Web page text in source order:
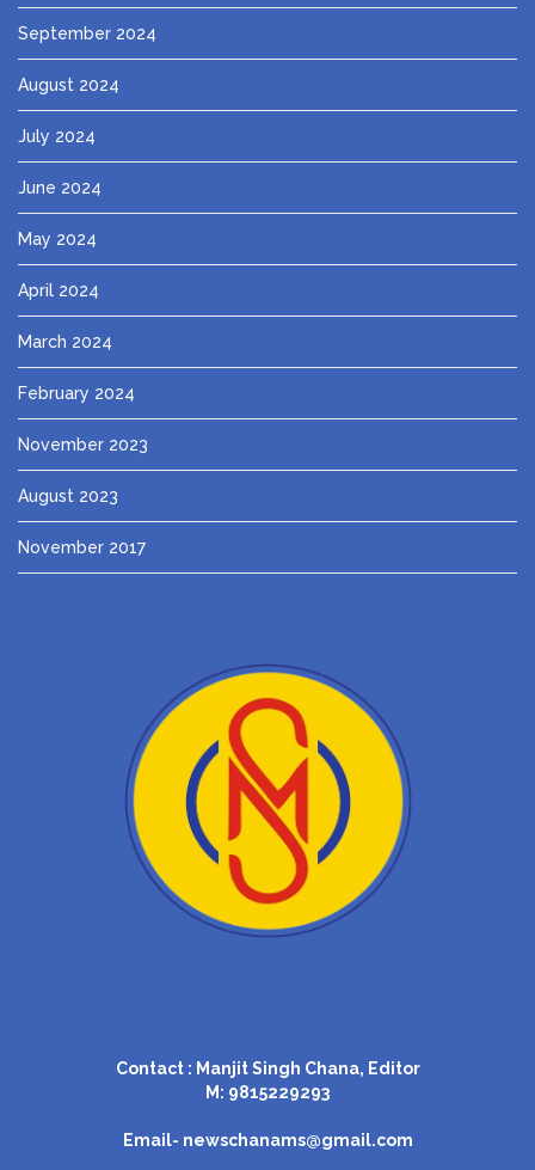
September 2024
August 2024
July 2024
June 2024
May 2024
April 2024
March 2024
February 2024
November 2023
August 2023
November 2017
Contact : Manjit Singh Chana, Editor
M: 9815229293
Email- newschanams@gmail.com